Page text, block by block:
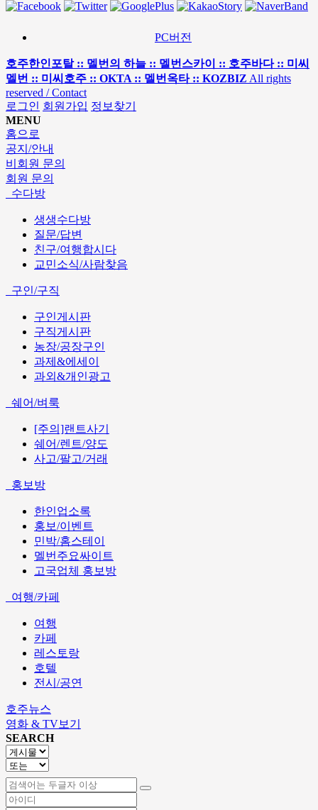
PC버전
호주한인포탈 :: 멜번의 하늘 :: 멜번스카이 :: 호주바다 :: 미씨
멜번 :: 미씨호주 :: OKTA :: 멜번옥타 :: KOZBIZ All rights
reserved / Contact
로그인 회원가입 정보찾기
MENU
홈으로
공지/안내
비회원 문의
회원 문의
수다방
생생수다방
질문/답변
친구/여행합시다
교민소식/사람찾음
구인/구직
구인게시판
구직게시판
농장/공장구인
과제&에세이
과외&개인광고
쉐어/벼룩
[주의]랜트사기
쉐어/렌트/양도
사고/팔고/거래
홍보방
한인업소록
홍보/이벤트
민박/홈스테이
멜번주요싸이트
고국업체 홍보방
여행/카페
여행
카페
레스토랑
호텔
전시/공연
호주뉴스
영화 & TV보기
SEARCH